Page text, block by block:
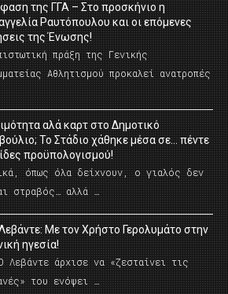
της ΓΓΑ – Στο προσκήνιο η
Ραυτόπουλου και οι επόμενες
της Ένωσης!
πράξη της Γενικής
Αθλητισμού προκαλεί ανατροπές
αλά καρτ στο Δημοτικό
Το Στάδιο χάθηκε μέσα σε… πέντε
προϋπολογισμού!
όπως όλα δείχνουν, ο γιαλός δεν
στραβός… αλλά …
Με τον Χρήστο Γερολυμάτο στην
ηγεσία!
Λεβάντε άρχισε να «ζεσταίνει τις
του ενόψει …